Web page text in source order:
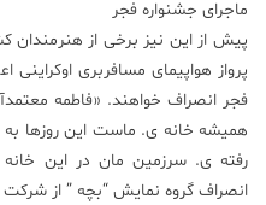
ماجرای جشنواره فجر
پیش از این نیز برخی از هنرمندان
پرواز هواپیمای مسافربری
فجر انصراف خواهند. «فاطمه
همیشه خانه ى. ماست این روز‌ها به
رفته ى. سرزمین مان در این
انصراف گروه نمایش “بچه ” از شرکت